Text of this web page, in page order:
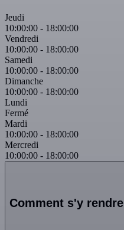
Jeudi
10:00:00 - 18:00:00
Vendredi
10:00:00 - 18:00:00
Samedi
10:00:00 - 18:00:00
Dimanche
10:00:00 - 18:00:00
Lundi
Fermé
Mardi
10:00:00 - 18:00:00
Mercredi
10:00:00 - 18:00:00
Comment s'y rendre